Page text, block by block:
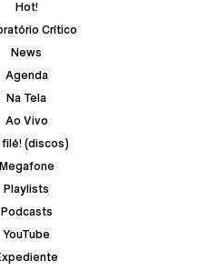
Hot!
Crítico
News
Agenda
Na Tela
Ao Vivo
filé! (discos)
Megafone
Playlists
Podcasts
YouTube